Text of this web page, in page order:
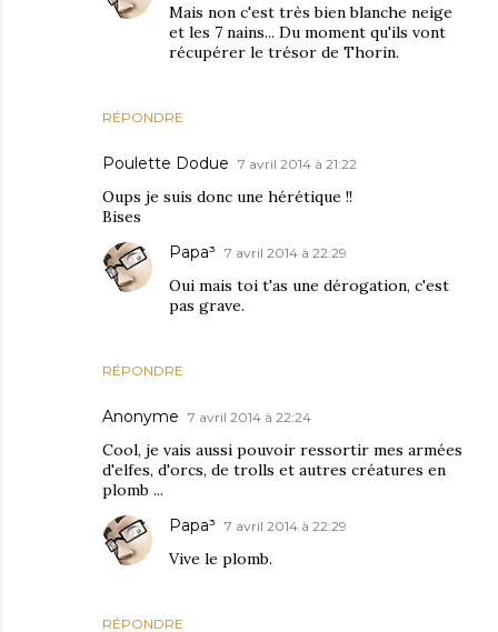
RÉPONDRE
Mais non c'est très bien blanche neige
et les 7 nains... Du moment qu'ils vont
récupérer le trésor de Thorin.
Poulette Dodue 7 avril 2014 à 21:22
Oups je suis donc une hérétique !!
Bises
RÉPONDRE
Papa³ 7 avril 2014 à 22:29
Oui mais toi t'as une dérogation, c'est
pas grave.
Anonyme 7 avril 2014 à 22:24
Cool, je vais aussi pouvoir ressortir mes armées
d'elfes, d'orcs, de trolls et autres créatures en
plomb ...
RÉPONDRE
Papa³ 7 avril 2014 à 22:29
Vive le plomb.